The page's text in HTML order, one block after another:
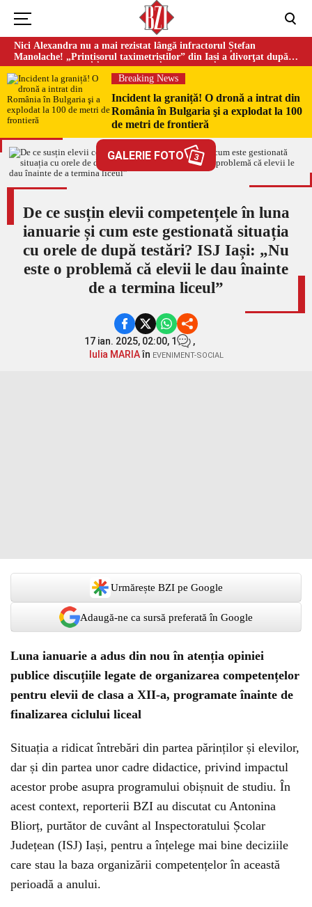
Nici Alexandra nu a mai rezistat lângă infractorul Ștefan
Manolache! „Prințișorul taximetriștilor” din Iași a divorţat după
doi ani de căsnicie
Breaking News
Incident la graniță! O dronă a intrat din
România în Bulgaria şi a explodat la 100
de metri de frontieră
GALERIE FOTO 3
De ce susțin elevii competențele în luna
ianuarie și cum este gestionată situația
cu orele de după testări? ISJ Iași: „Nu
este o problemă că elevii le dau înainte
de a termina liceul”
17 ian. 2025, 02:00, 1
,
Iulia MARIAîn EVENIMENT-SOCIAL
Urmărește BZI pe Google
Adaugă-ne ca sursă preferată în Google
Luna ianuarie a adus din nou în atenția opiniei
publice discuțiile legate de organizarea competențelor
pentru elevii de clasa a XII-a, programate înainte de
finalizarea ciclului liceal
Situația a ridicat întrebări din partea părinților și elevilor,
dar și din partea unor cadre didactice, privind impactul
acestor probe asupra programului obișnuit de studiu. În
acest context, reporterii BZI au discutat cu Antonina
Bliorț, purtător de cuvânt al Inspectoratului Școlar
Județean (ISJ) Iași, pentru a înțelege mai bine deciziile
care stau la baza organizării competențelor în această
perioadă a anului.